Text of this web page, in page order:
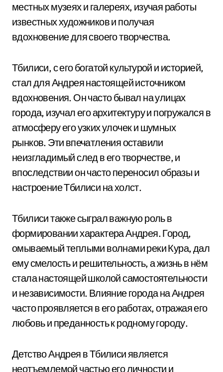
местных музеях и галереях, изучая работы
известных художников и получая
вдохновение для своего творчества.
Тбилиси, с его богатой культурой и историей,
стал для Андрея настоящей источником
вдохновения. Он часто бывал на улицах
города, изучал его архитектуру и погружался в
атмосферу его узких улочек и шумных
рынков. Эти впечатления оставили
неизгладимый след в его творчестве, и
впоследствии он часто переносил образы и
настроение Тбилиси на холст.
Тбилиси также сыграл важную роль в
формировании характера Андрея. Город,
омываемый теплыми волнами реки Кура, дал
ему смелость и решительность, а жизнь в нём
стала настоящей школой самостоятельности
и независимости. Влияние города на Андрея
часто проявляется в его работах, отражая его
любовь и преданность к родному городу.
Детство Андрея в Тбилиси является
неотъемлемой частью его личности и